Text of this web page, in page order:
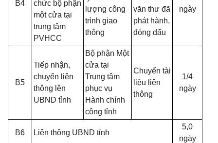
B4
chức bộ phận
một cửa tại
trung tâm
PVHCC
lượng công
trình giao
thông
văn thư đã
phát hành,
đóng dấu
ngày
B5
Tiếp nhận,
chuyển liên
thông lên
UBND tỉnh
Bộ phận Một
cửa tại
Trung tâm
phục vụ
Hành chính
công tỉnh
Chuyển tài
liệu liên
thông
1/4
ngày
B6 Liên thông UBND tỉnh
5,0
ngày